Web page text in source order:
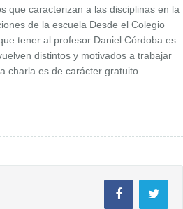
que caracterizan a las disciplinas en la
de la escuela Desde el Colegio
tener al profesor Daniel Córdoba es
distintos y motivados a trabajar
charla es de carácter gratuito.